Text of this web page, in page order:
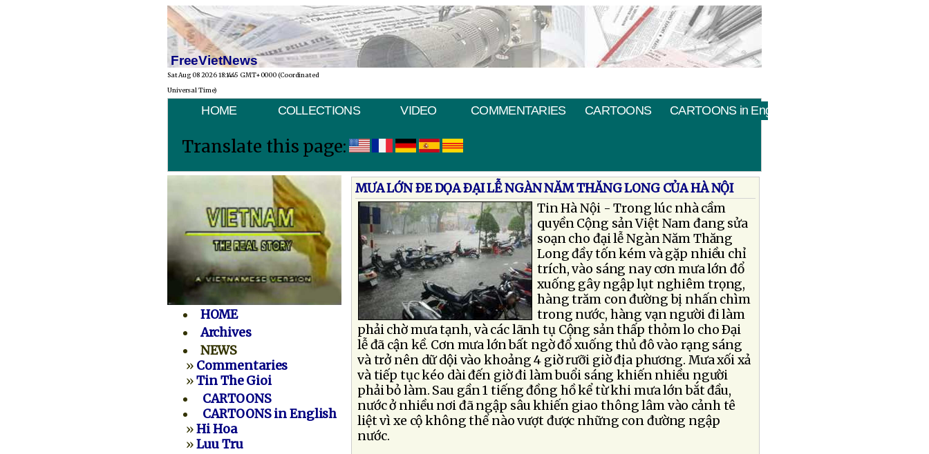
FreeVietNews
Sat Aug 08 2026 18:14:45 GMT+0000 (Coordinated
Universal Time)
HOME COLLECTIONS VIDEO COMMENTARIES CARTOONS CARTOONS in English
Translate this page:
HOME
Archives
NEWS
» Commentaries
»Tin The Gioi
CARTOONS
CARTOONS in English
»Hi Hoa
»Luu Tru
MƯA LỚN ÐE DỌA ÐẠI LỄ NGÀN NĂM THĂNG LONG CỦA HÀ NỘI
Tin Hà Nội - Trong lúc nhà cầm
quyền Cộng sản Việt Nam đang sửa
soạn cho đại lễ Ngàn Năm Thăng
Long đầy tốn kém và gặp nhiều chỉ
trích, vào sáng nay cơn mưa lớn đổ
xuống gây ngập lụt nghiêm trọng,
hàng trăm con đường bị nhấn chìm
trong nước, hàng vạn người đi làm
phải chờ mưa tạnh, và các lãnh tụ Cộng sản thấp thỏm lo cho Ðại
lễ đã cận kề. Cơn mưa lớn bất ngờ đổ xuống thủ đô vào rạng sáng
và trở nên dữ dội vào khoảng 4 giờ rưỡi giờ địa phương. Mưa xối xả
và tiếp tục kéo dài đến giờ đi làm buổi sáng khiến nhiều người
phải bỏ làm. Sau gần 1 tiếng đồng hồ kể từ khi mưa lớn bắt đầu,
nước ở nhiều nơi đã ngập sâu khiến giao thông lâm vào cảnh tê
liệt vì xe cộ không thể nào vượt được những con đường ngập
nước.